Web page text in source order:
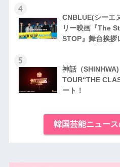
4
CNBLUE(シーエ
リー映画『The
STOP』舞台挨拶
5
神話（
TOUR“THE
ート！
韓国芸能ニュー